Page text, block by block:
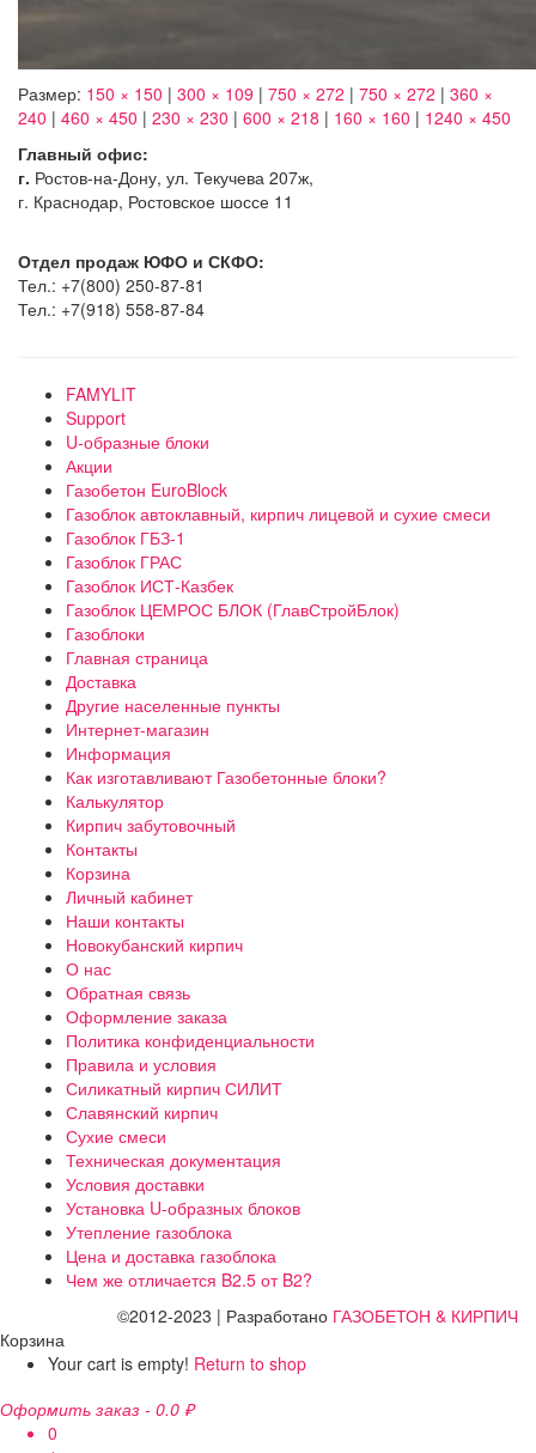
Размер: 150 × 150 | 300 × 109 | 750 × 272 | 750 × 272 | 360 ×
240 | 460 × 450 | 230 × 230 | 600 × 218 | 160 × 160 | 1240 × 450
Главный офис:
г. Ростов-на-Дону, ул. Текучева 207ж,
г. Краснодар, Ростовское шоссе 11
Отдел продаж ЮФО и СКФО:
Тел.: +7(800) 250-87-81
Тел.: +7(918) 558-87-84
FAMYLIT
Support
U-образные блоки
Акции
Газобетон EuroBlock
Газоблок автоклавный, кирпич лицевой и сухие смеси
Газоблок ГБЗ-1
Газоблок ГРАС
Газоблок ИСТ-Казбек
Газоблок ЦЕМРОС БЛОК (ГлавСтройБлок)
Газоблоки
Главная страница
Доставка
Другие населенные пункты
Интернет-магазин
Информация
Как изготавливают Газобетонные блоки?
Калькулятор
Кирпич забутовочный
Контакты
Корзина
Личный кабинет
Наши контакты
Новокубанский кирпич
О нас
Обратная связь
Оформление заказа
Политика конфиденциальности
Правила и условия
Силикатный кирпич СИЛИТ
Славянский кирпич
Сухие смеси
Техническая документация
Условия доставки
Установка U-образных блоков
Утепление газоблока
Цена и доставка газоблока
Чем же отличается B2.5 от B2?
©2012-2023 | Разработано ГАЗОБЕТОН & КИРПИЧ
Корзина
Your cart is empty! Return to shop
Оформить заказ - 0.0 ₽
0